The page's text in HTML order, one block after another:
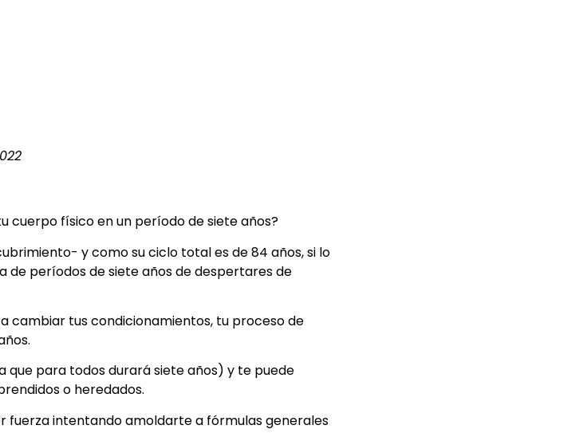
cuerpo físico en un período de siete años?
y como su ciclo total es de 84 años, si lo
de períodos de siete años de despertares de
cambiar tus condicionamientos, tu proceso de
que para todos durará siete años) y te puede
o heredados.
fuerza intentando amoldarte a fórmulas generales